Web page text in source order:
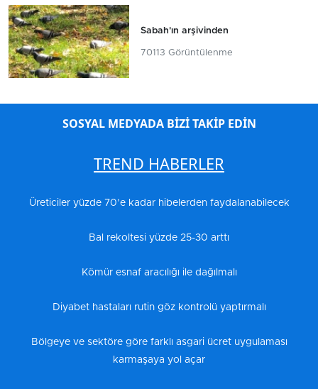
Sabah'ın arşivinden
70113 Görüntülenme
SOSYAL MEDYADA BİZİ TAKİP EDİN
TREND HABERLER
Üreticiler yüzde 70’e kadar hibelerden faydalanabilecek
Bal rekoltesi yüzde 25-30 arttı
Kömür esnaf aracılığı ile dağılmalı
Diyabet hastaları rutin göz kontrolü yaptırmalı
Bölgeye ve sektöre göre farklı asgari ücret uygulaması
karmaşaya yol açar